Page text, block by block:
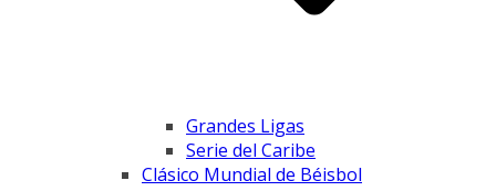
Grandes Ligas
Serie del Caribe
Clásico Mundial de Béisbol